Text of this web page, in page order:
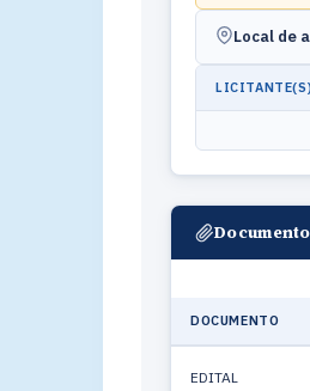
Local de
DOCUMENTO
EDITAL